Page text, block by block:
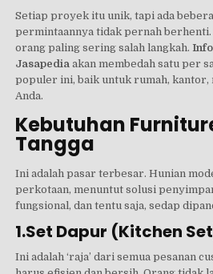
Setiap proyek itu unik, tapi ada
permintaannya tidak pernah berhenti.
orang paling sering salah langkah.
Jasapedia akan membedah satu per
populer ini, baik untuk rumah, kantor,
Anda.
Kebutuhan
Tangga
Ini adalah pasar terbesar. Hunian
perkotaan, menuntut solusi
fungsional, dan tentu saja, sedap
1.Set Dapur (Kitchen
Ini adalah ‘raja’ dari semua pesanan